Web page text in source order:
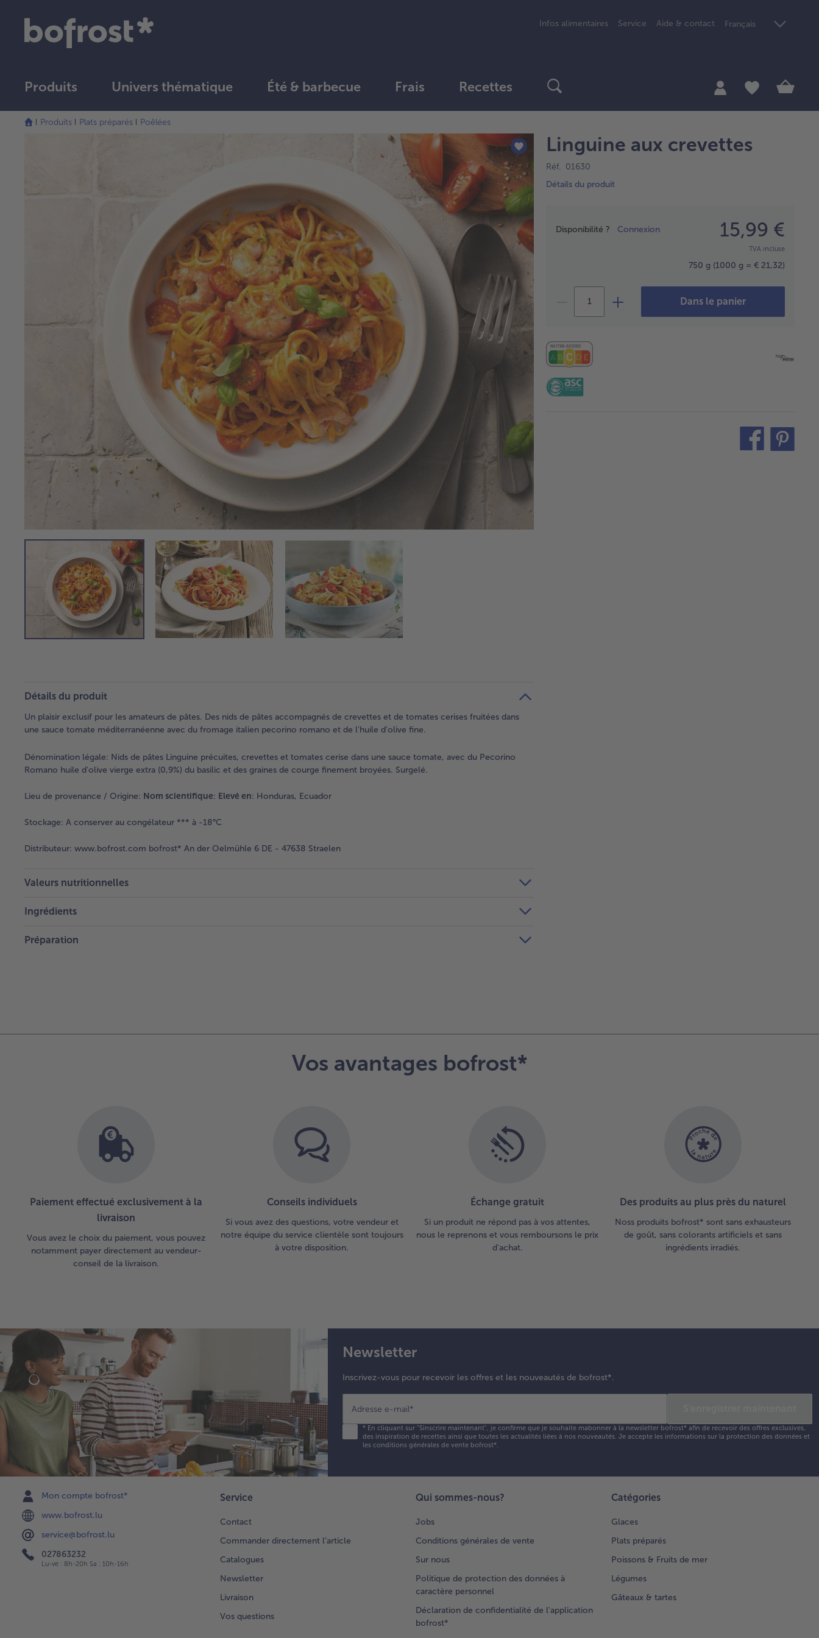
Infos alimentaires Service Aide & contact Français
Produits Univers thématique Été & barbecue Frais Recettes
Produits Plats préparés Poêlées
Linguine aux crevettes
Réf. 01630
Détails du produit
Disponibilité ? Connexion 15,99 €
TVA incluse
750 g (1000 g = € 21,32)
Dans le panier
teilen
Détails du produit
Un plaisir exclusif pour les amateurs de pâtes. Des nids de pâtes accompagnés de crevettes et de tomates cerises fruitées dans
une sauce tomate méditerranéenne avec du fromage italien pecorino romano et de l'huile d'olive fine.
Dénomination légale: Nids de pâtes Linguine précuites, crevettes et tomates cerise dans une sauce tomate, avec du Pecorino
Romano huile d'olive vierge extra (0,9%) du basilic et des graines de courge finement broyées. Surgelé.
Lieu de provenance / Origine: Nom scientifique: Elevé en: Honduras, Ecuador
Stockage: A conserver au congélateur *** à -18°C
Distributeur: www.bofrost.com bofrost* An der Oelmühle 6 DE - 47638 Straelen
Valeurs nutritionnelles
Ingrédients
Préparation
Vos avantages bofrost*
Paiement effectué exclusivement à la
livraison
Vous avez le choix du paiement, vous pouvez
notamment payer directement au vendeur-
conseil de la livraison.
Conseils individuels
Si vous avez des questions, votre vendeur et
notre équipe du service clientèle sont toujours
à votre disposition.
Échange gratuit
Si un produit ne répond pas à vos attentes,
nous le reprenons et vous remboursons le prix
d'achat.
Des produits au plus près du naturel
Noss produits bofrost* sont sans exhausteurs
de goût, sans colorants artificiels et sans
ingrédients irradiés.
Newsletter
Inscrivez-vous pour recevoir les offres et les nouveautés de bofrost*.
Adresse e-mail*
*En cliquant sur "Sinscrire maintenant", je confirme que je souhaite mabonner à la newsletter bofrost* afin de recevoir des offres exclusives,
des inspiration de recettes ainsi que toutes les actualités liées à nos nouveautés. Je accepte les informations sur la protection des données et
les conditions générales de vente bofrost*.
Mon compte bofrost*
www.bofrost.lu
service@bofrost.lu
027863232
Lu-ve : 8h-20h Sa : 10h-16h
Service
Contact
Commander directement l’article
Catalogues
Newsletter
Livraison
Vos questions
Qui sommes-nous?
Jobs
Conditions générales de vente
Sur nous
Politique de protection des données à
caractère personnel
Déclaration de confidentialité de l'application
bofrost*
Catégories
Glaces
Plats préparés
Poissons & Fruits de mer
Légumes
Gâteaux & tartes